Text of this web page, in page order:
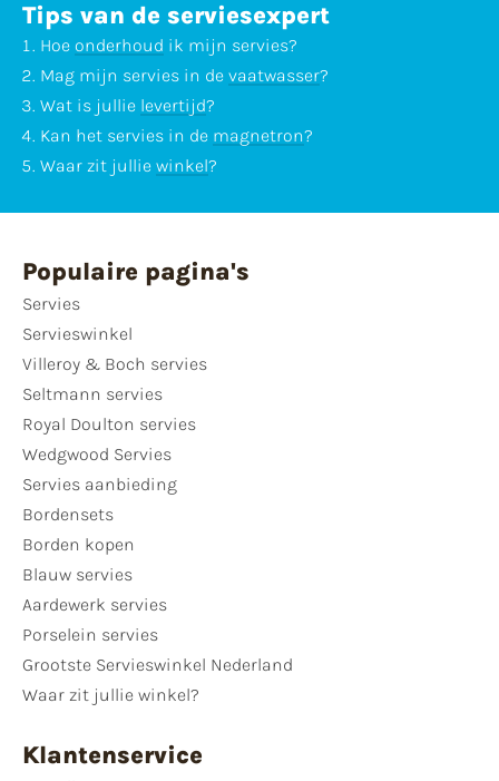
Tips van de serviesexpert
Hoe onderhoud ik mijn servies?
Mag mijn servies in de vaatwasser?
Wat is jullie levertijd?
Kan het servies in de magnetron?
Waar zit jullie winkel?
Populaire pagina's
Servies
Servieswinkel
Villeroy & Boch servies
Seltmann servies
Royal Doulton servies
Wedgwood Servies
Servies aanbieding
Bordensets
Borden kopen
Blauw servies
Aardewerk servies
Porselein servies
Grootste Servieswinkel Nederland
Waar zit jullie winkel?
Klantenservice